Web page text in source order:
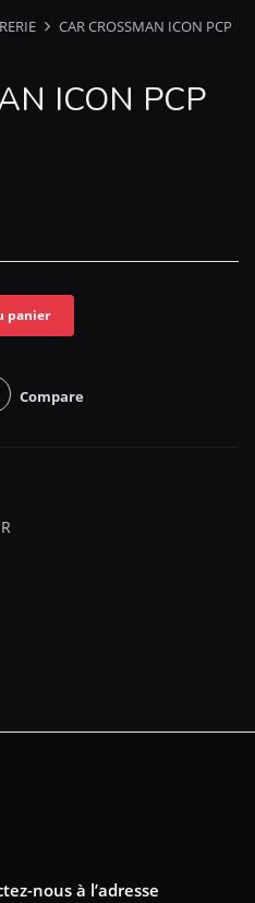
CAR CROSSMAN ICON PCP
ICON PCP
panier
Compare
nous à l’adresse